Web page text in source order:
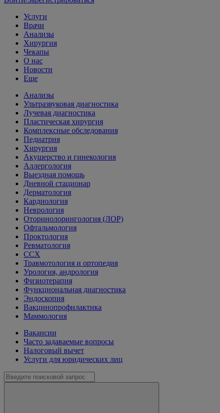
Услуги
Врачи
Анализы
Хирургия
Чекапы
О нас
Новости
Еще
Анализы
Ультразвуковая диагностика
Лучевая диагностика
Пластическая хирургия
Комплексные обследования
Педиатрия
Хирургия
Акушерство и гинекология
Аллергология
Выездная помощь
Дневной стационар
Дерматология
Кардиология
Неврология
Оторинолорингология (ЛОР)
Офтальмология
Проктология
Ревматология
ССХ
Травмотология и ортопедия
Урология, андрология
Физиотерапия
Функциональная диагностика
Эндоскопия
Вакцинопрофилактика
Маммология
Вакансии
Часто задаваемые вопросы
Налоговый вычет
Услуги для юридических лиц